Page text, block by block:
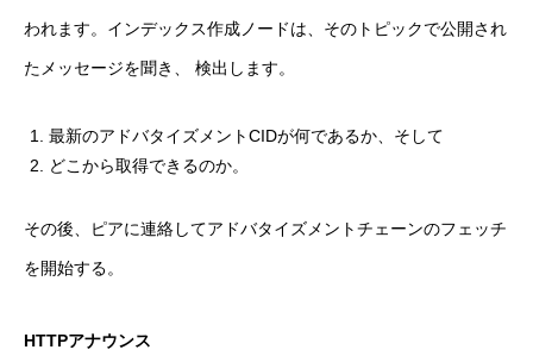
われます。インデックス作成ノードは、そのトピックで公開され
たメッセージを聞き、 検出します。
最新のアドバタイズメントCIDが何であるか、そして
どこから取得できるのか。
その後、ピアに連絡してアドバタイズメントチェーンのフェッチ
を開始する。
HTTPアナウンス